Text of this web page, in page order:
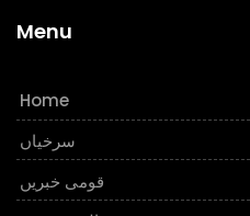
Menu
Home
سرخیاں
قومی خبریں